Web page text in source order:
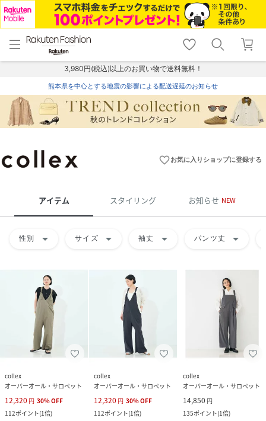
menu home
トップ
shopping_cart lock_outline
ログイン
3,980円(税込)以上のお買い物で送料無料！
熊本県を中心とする地震の影響による配送遅延のお知らせ
favorite_borderお気に入りショップに登録する
アイテム スタイリング お知らせ NEW
性別 arrow_drop_down サイズ arrow_drop_down 袖丈 arrow_drop_down パンツ丈 arrow_drop_down
collex
オーバーオール・サロペット
12,320 円 30%OFF
112ポイント(1倍)
collex
オーバーオール・サロペット
12,320 円 30%OFF
112ポイント(1倍)
collex
オーバーオール・サロペット
14,850 円
135ポイント(1倍)